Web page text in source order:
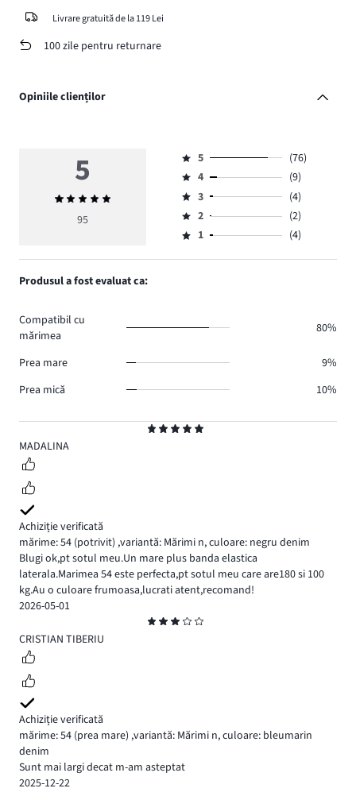
Livrare gratuită de la 119 Lei
100 zile pentru returnare
Opiniile clienților
5
MADALINA
Achiziție verificată
mărime: 54 (potrivit) ,variantă: Mărimi n,culoare: negru denim
Blugi ok,pt sotul meu.Un mare plus banda elastica
laterala.Marimea 54 este perfecta,pt sotul meu care are180 si 100
kg.Au o culoare frumoasa,lucrati atent,recomand!
2026-05-01
3
CRISTIAN TIBERIU
Achiziție verificată
mărime: 54 (prea mare) ,variantă: Mărimi n,culoare: bleumarin
denim
Sunt mai largi decat m-am asteptat
2025-12-22
5
Evaluarea
medie
95
Evaluare
5,
numărul
de
voturi
76.
5
(76)
Evaluare
4,
numărul
de
9.
4
(9)
Evaluare
3,
numărul
3
(4)
Evaluare
2,
2
(2)
Evaluare
1,
1 (4)
Produsul a fost evaluat ca:
Compatibil cu
mărimea
80%
Prea mare
9%
Prea mică
10%